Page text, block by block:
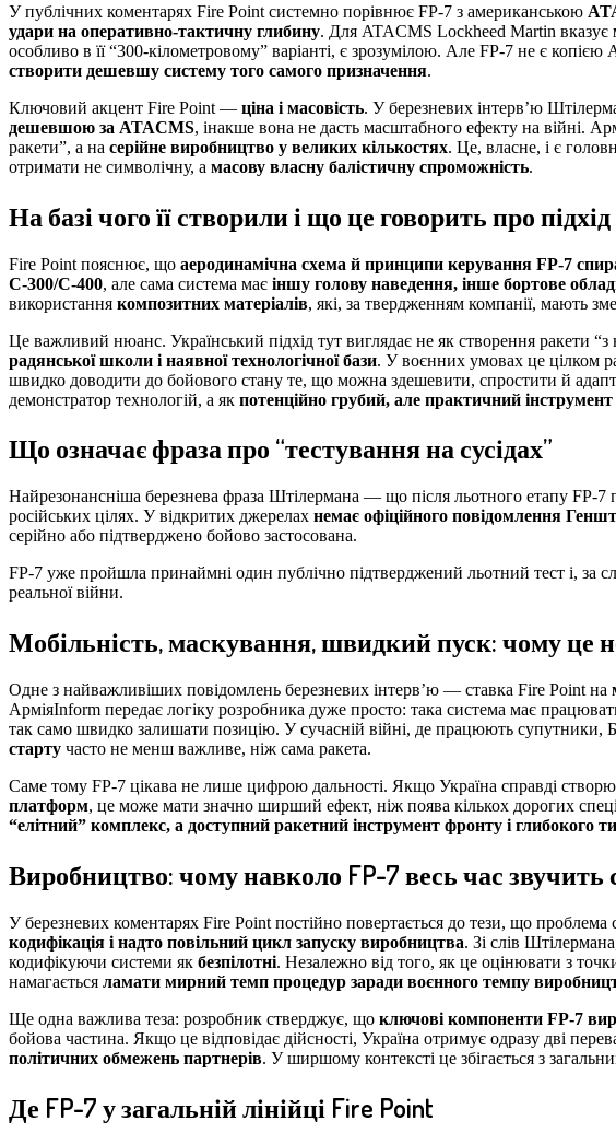
У публічних коментарях Fire Point системно порівнює FP-7 з американською
удари на оперативно-тактичну глибину. Для ATACMS Lockheed Martin вказує
особливо в її “300-кілометровому” варіанті, є зрозумілою. Але FP-7 не є
створити дешевшу систему того самого призначення.
Ключовий акцент Fire Point — ціна і масовість. У березневих інтерв’ю
дешевшою за ATACMS, інакше вона не дасть масштабного ефекту на війні.
ракети”, а на серійне виробництво у великих кількостях. Це, власне, і є
отримати не символічну, а масову власну балістичну спроможність.
На базі чого її створили і що це говорить про
Fire Point пояснює, що аеродинамічна схема й принципи керування FP-7
С-300/С-400, але сама система має іншу голову наведення, інше бортове
використання композитних матеріалів, які, за твердженням компанії, мають
Це важливий нюанс. Український підхід тут виглядає не як створення ракети “з
радянської школи і наявної технологічної бази. У воєнних умовах це цілком
швидко доводити до бойового стану те, що можна здешевити, спростити й
демонстратор технологій, а як потенційно грубий, але практичний
Що означає фраза про “тестування на сусідах”
Найрезонансніша березнева фраза Штілермана — що після льотного етапу FP-7
російських цілях. У відкритих джерелах немає офіційного повідомлення
серійно або підтверджено бойово застосована.
FP-7 уже пройшла принаймні один публічно підтверджений льотний тест і, за
реальної війни.
Мобільність, маскування, швидкий пуск: чому це
Одне з найважливіших повідомлень березневих інтерв’ю — ставка Fire Point на
АрміяInform передає логіку розробника дуже просто: така система має
так само швидко залишати позицію. У сучасній війні, де працюють супутники,
старту часто не менш важливе, ніж сама ракета.
Саме тому FP-7 цікава не лише цифрою дальності. Якщо Україна справді
платформ, це може мати значно ширший ефект, ніж поява кількох дорогих
“елітний” комплекс, а доступний ракетний інструмент фронту і глибокого
Виробництво: чому навколо FP-7 весь час звучить
У березневих коментарях Fire Point постійно повертається до тези, що
кодифікація і надто повільний цикл запуску виробництва. Зі слів
кодифікуючи системи як безпілотні. Незалежно від того, як це оцінювати з
намагається ламати мирний темп процедур заради воєнного темпу
Ще одна важлива теза: розробник стверджує, що ключові компоненти FP-7
бойова частина. Якщо це відповідає дійсності, Україна отримує одразу дві
політичних обмежень партнерів. У ширшому контексті це збігається з
Де FP-7 у загальній лінійці Fire Point